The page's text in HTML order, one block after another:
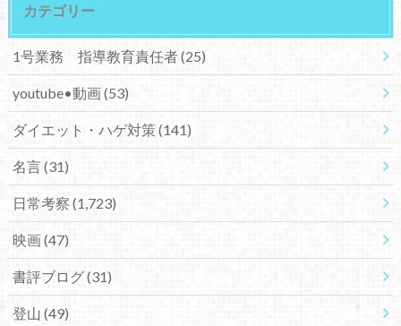
カテゴリー
1号業務 指導教育責任者(25)
youtube•動画(53)
ダイエット・ハゲ対策(141)
名言(31)
日常考察 (1,723)
映画(47)
書評ブログ(31)
登山 (49)